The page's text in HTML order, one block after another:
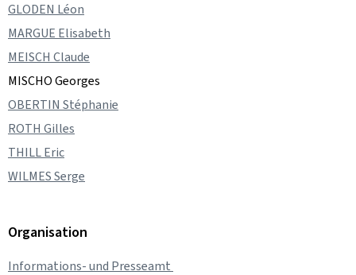
GLODEN Léon
MARGUE Elisabeth
MEISCH Claude
MISCHO Georges
OBERTIN Stéphanie
ROTH Gilles
THILL Eric
WILMES Serge
Organisation
Informations- und Presseamt